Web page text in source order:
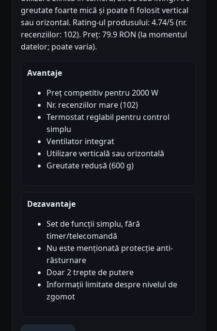
greutate foarte mică și poate fi folosit vertical
sau orizontal. Rating-ul produsului: 4.74/5 (nr.
recenziilor: 102). Preț: 79.9 RON (la momentul
datelor; poate varia).
Avantaje
Preț competitiv pentru 2000 W
Nr. recenziilor mare (102)
Termostat reglabil pentru control
simplu
Ventilator integrat
Utilizare verticală sau orizontală
Greutate redusă (600 g)
Dezavantaje
Set de funcții simplu, fără
timer/telecomandă
Nu este menționată protecție anti-
răsturnare
Doar 2 trepte de putere
Informații limitate despre nivelul de
zgomot